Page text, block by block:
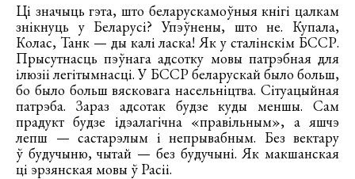
Ці значыць гэта, што беларускамоўныя кнігі цалкам
знікнуць у Беларусі? Упэўнены, што не. Купала,
Колас, Танк — ды калі ласка! Як у сталінскім БССР.
Прысутнасць пэўнага адсотку мовы патрэбная для
ілюзіі легітымнасці. У БССР беларускай было больш,
бо было больш вясковага насельніцтва. Сітуацыйная
патрэба. Зараз адсотак будзе куды меншы. Сам
прадукт будзе ідэалагічна «правільным», а яшчэ
лепш — састарэлым і непрывабным. Без вектару
ў будучыню, чытай — без будучыні. Як макшанская
ці эрзянская мовы ў Расіі.